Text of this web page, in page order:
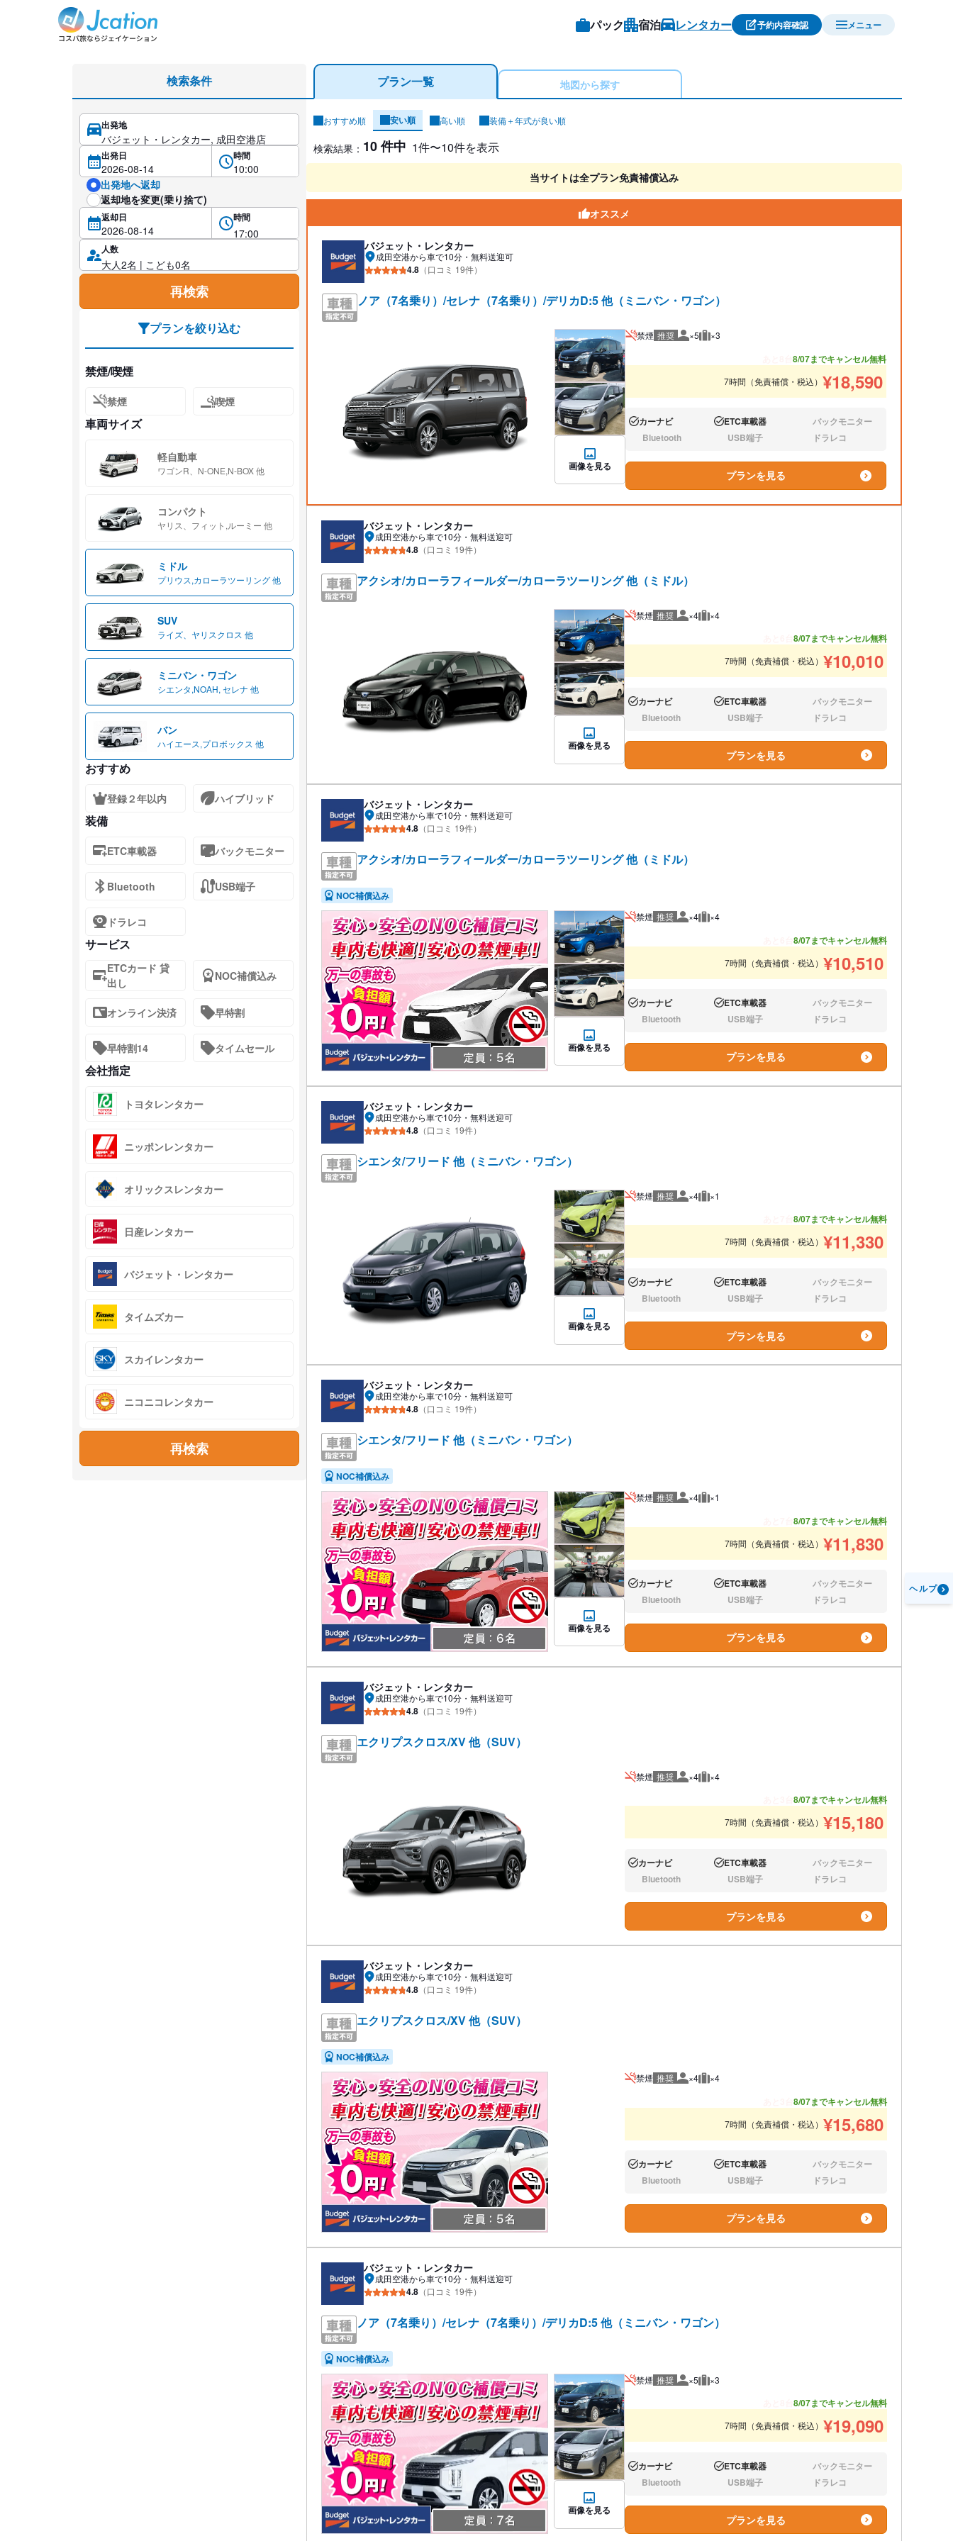
パック 宿泊 レンタカー 予約内容確認 メニュー
プラン一覧 地図から探す
おすすめ順 安い順 高い順 装備＋年式が良い順
レンタカー検索結果
検索結果： 10 件中 1件〜10件を表示
当サイトは全プラン免責補償込み
オススメ
バジェット・レンタカー
成田空港から車で10分・無料送迎可
4.8 （口コミ 19件）
ノア（7名乗り）/セレナ（7名乗り）/デリカD:5 他（ミニバン・ワゴン）
画像を見る
禁煙 推奨 推奨人数
×5 推奨荷物
×3
8/07までキャンセル無料
7時間（免責補償・税込） ¥18,590
あり:カーナビ あり:ETC車載器 なし:バックモニター
なし:Bluetooth なし:USB端子 なし:ドラレコ
プランを見る
バジェット・レンタカー
成田空港から車で10分・無料送迎可
4.8 （口コミ 19件）
アクシオ/カローラフィールダー/カローラツーリング 他（ミドル）
画像を見る
禁煙 推奨 推奨人数
×4 推奨荷物
×4
8/07までキャンセル無料
7時間（免責補償・税込） ¥10,010
あり:カーナビ あり:ETC車載器 なし:バックモニター
なし:Bluetooth なし:USB端子 なし:ドラレコ
プランを見る
バジェット・レンタカー
成田空港から車で10分・無料送迎可
4.8 （口コミ 19件）
アクシオ/カローラフィールダー/カローラツーリング 他（ミドル）
NOC補償込み
画像を見る
禁煙 推奨 推奨人数
×4 推奨荷物
×4
8/07までキャンセル無料
7時間（免責補償・税込） ¥10,510
あり:カーナビ あり:ETC車載器 なし:バックモニター
なし:Bluetooth なし:USB端子 なし:ドラレコ
プランを見る
バジェット・レンタカー
成田空港から車で10分・無料送迎可
4.8 （口コミ 19件）
シエンタ/フリード 他（ミニバン・ワゴン）
画像を見る
禁煙 推奨 推奨人数
×4 推奨荷物
×1
8/07までキャンセル無料
7時間（免責補償・税込） ¥11,330
あり:カーナビ あり:ETC車載器 なし:バックモニター
なし:Bluetooth なし:USB端子 なし:ドラレコ
プランを見る
バジェット・レンタカー
成田空港から車で10分・無料送迎可
4.8 （口コミ 19件）
シエンタ/フリード 他（ミニバン・ワゴン）
NOC補償込み
画像を見る
禁煙 推奨 推奨人数
×4 推奨荷物
×1
8/07までキャンセル無料
7時間（免責補償・税込） ¥11,830
あり:カーナビ あり:ETC車載器 なし:バックモニター
なし:Bluetooth なし:USB端子 なし:ドラレコ
プランを見る
バジェット・レンタカー
成田空港から車で10分・無料送迎可
4.8 （口コミ 19件）
エクリプスクロス/XV 他（SUV）
禁煙 推奨 推奨人数
×4 推奨荷物
×4
8/07までキャンセル無料
7時間（免責補償・税込） ¥15,180
あり:カーナビ あり:ETC車載器 なし:バックモニター
なし:Bluetooth なし:USB端子 なし:ドラレコ
プランを見る
バジェット・レンタカー
成田空港から車で10分・無料送迎可
4.8 （口コミ 19件）
エクリプスクロス/XV 他（SUV）
NOC補償込み
禁煙 推奨 推奨人数
×4 推奨荷物
×4
8/07までキャンセル無料
7時間（免責補償・税込） ¥15,680
あり:カーナビ あり:ETC車載器 なし:バックモニター
なし:Bluetooth なし:USB端子 なし:ドラレコ
プランを見る
バジェット・レンタカー
成田空港から車で10分・無料送迎可
4.8 （口コミ 19件）
ノア（7名乗り）/セレナ（7名乗り）/デリカD:5 他（ミニバン・ワゴン）
NOC補償込み
画像を見る
禁煙 推奨 推奨人数
×5 推奨荷物
×3
8/07までキャンセル無料
7時間（免責補償・税込） ¥19,090
あり:カーナビ あり:ETC車載器 なし:バックモニター
なし:Bluetooth なし:USB端子 なし:ドラレコ
プランを見る
検索条件
出発地
出発日 時間
出発地へ返却
返却地を変更(乗り捨て)
返却日 時間
人数
再検索
プランを絞り込む
禁煙/喫煙
禁煙 喫煙
車両サイズ
軽自動車
ワゴンR、N-ONE,N-BOX 他
コンパクト
ヤリス、フィット,ルーミー 他
ミドル
プリウス,カローラツーリング 他
SUV
ライズ、ヤリスクロス 他
ミニバン・ワゴン
シエンタ,NOAH, セレナ 他
バン
ハイエース,プロボックス 他
おすすめ
登録２年以内 ハイブリッド
装備
ETC車載器 バックモニター
Bluetooth USB端子
ドラレコ
サービス
ETCカード 貸
出し
NOC補償込み
オンライン決済 早特割
早特割14 タイムセール
会社指定
トヨタレンタカー
ニッポンレンタカー
オリックスレンタカー
日産レンタカー
バジェット・レンタカー
タイムズカー
スカイレンタカー
ニコニコレンタカー
再検索
ヘルプ